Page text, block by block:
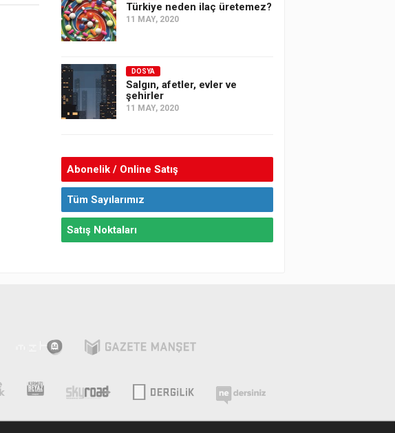
Türkiye neden ilaç üretemez?
11 MAY, 2020
DOSYA
Salgın, afetler, evler ve
şehirler
11 MAY, 2020
Abonelik / Online Satış
Tüm Sayılarımız
Satış Noktaları